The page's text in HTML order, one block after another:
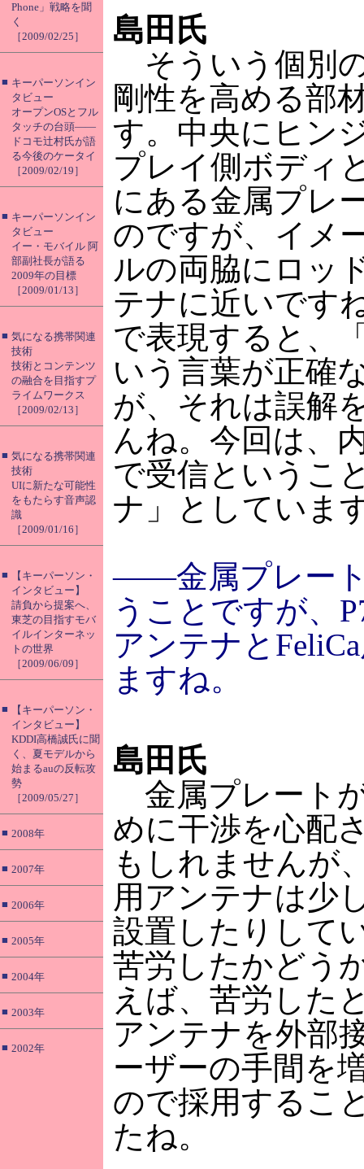
Phone」戦略を聞
く
［2009/02/25］
■ キーパーソンイン
タビュー
オープンOSとフル
タッチの台頭――
ドコモ辻村氏が語
る今後のケータイ
［2009/02/19］
■ キーパーソンイン
タビュー
イー・モバイル 阿
部副社長が語る
2009年の目標
［2009/01/13］
■ 気になる携帯関連
技術
技術とコンテンツ
の融合を目指すプ
ライムワークス
［2009/02/13］
■ 気になる携帯関連
技術
UIに新たな可能性
をもたらす音声認
識
［2009/01/16］
■
【キーパーソン・
インタビュー】
請負から提案へ、
東芝の目指すモバ
イルインターネッ
トの世界
［2009/06/09］
■
【キーパーソン・
インタビュー】
KDDI高橋誠氏に聞
く、夏モデルから
始まるauの反転攻
勢
［2009/05/27］
■ 2008年
■ 2007年
■ 2006年
■ 2005年
■ 2004年
■ 2003年
■ 2002年
島田氏
そういう個別
剛性を高める部
す。中央にヒン
プレイ側ボディ
にある金属プレ
のですが、イメ
ルの両脇にロッ
テナに近いです
で表現すると、
いう言葉が正確
が、それは誤解
んね。今回は、
で受信というこ
ナ」としていま
――金属プレー
うことですが、
アンテナと
ますね。
島田氏
金属プレート
めに干渉を心配
もしれませんが
用アンテナは少
設置したりして
苦労したかどう
えば、苦労した
アンテナを外部
ーザーの手間を
ので採用するこ
たね。